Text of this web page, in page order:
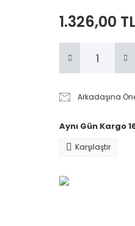
1.326,00 TL
Arkadaşına
Aynı Gün Kargo
Karşılaştır